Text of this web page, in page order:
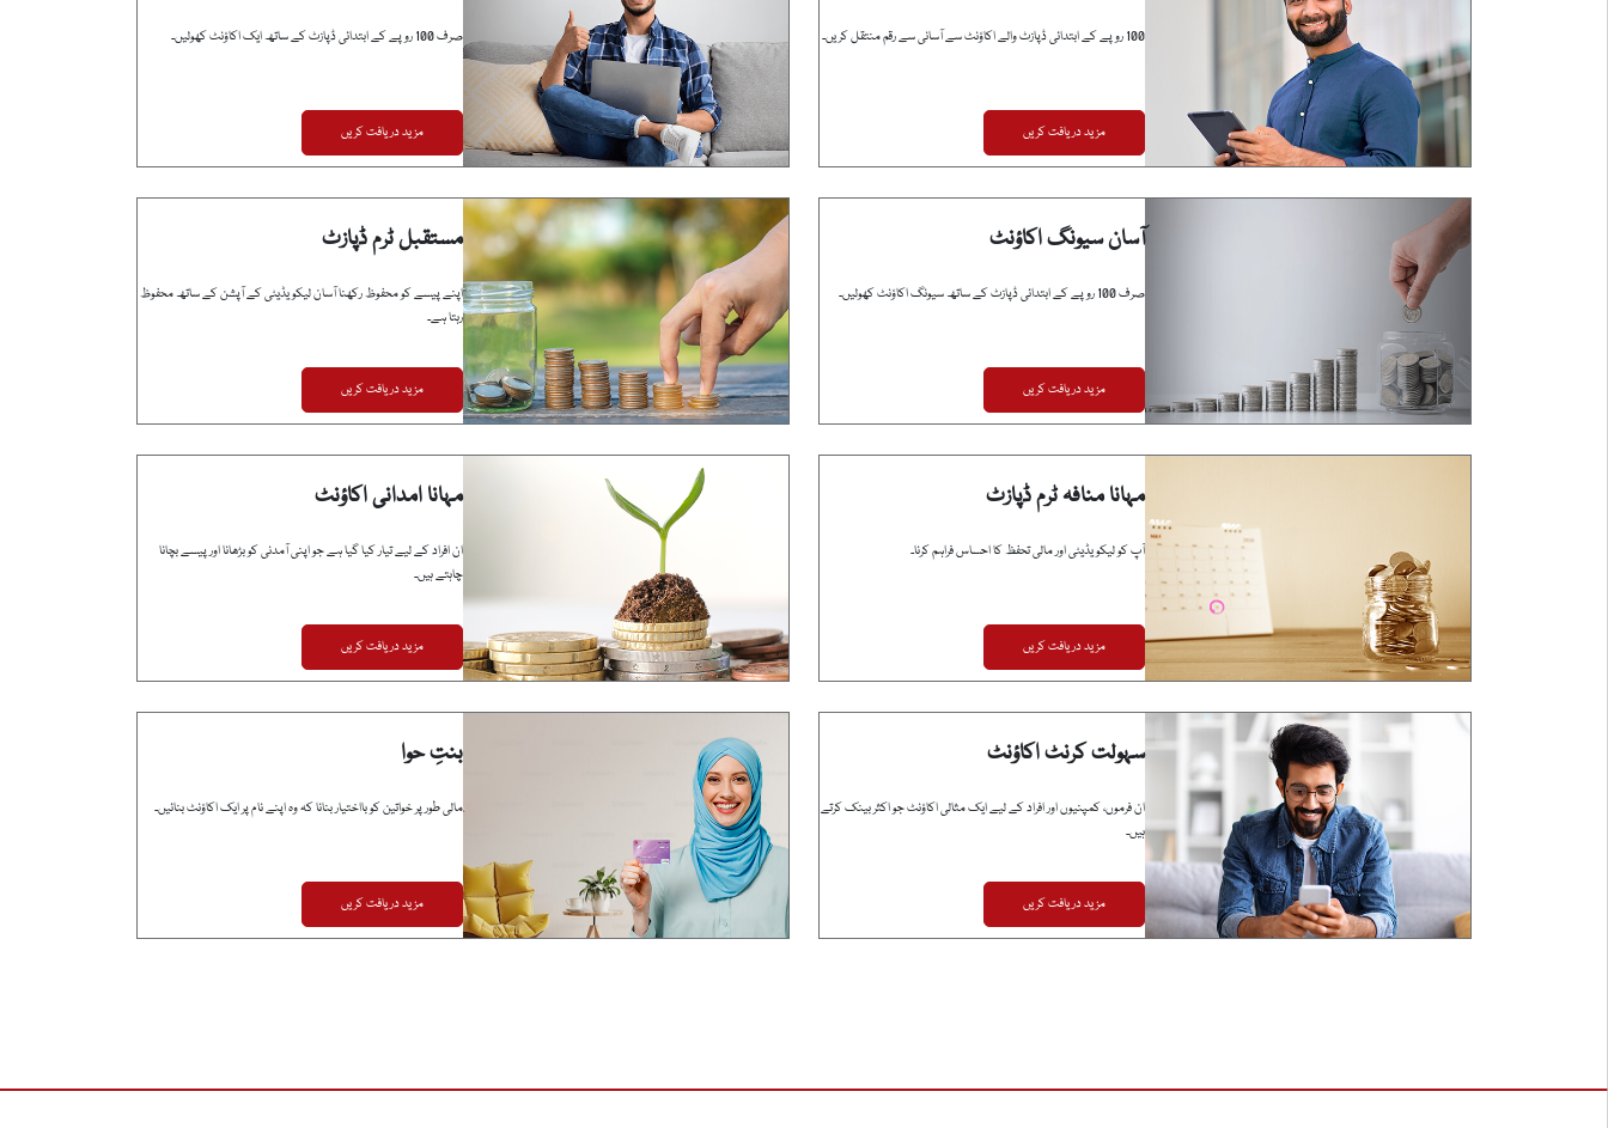
100 روپے کے ابتدائی ڈپازٹ والے اکاؤنٹ سے آسانی سے رقم منتقل کریں۔
مزید دریافت کریں
صرف 100 روپے کے ابتدائی ڈپازٹ کے ساتھ ایک اکاؤنٹ کھولیں۔
مزید دریافت کریں
آسان سیونگ اکاؤنٹ
صرف 100 روپے کے ابتدائی ڈپازٹ کے ساتھ سیونگ اکاؤنٹ کھولیں۔
مزید دریافت کریں
مستقبل ٹرم ڈپازٹ
اپنے پیسے کو محفوظ رکھنا آسان لیکویڈیٹی کے آپشن کے ساتھ محفوظ
رہتا ہے۔
مزید دریافت کریں
مہانا منافہ ٹرم ڈپازٹ
آپ کو لیکویڈیٹی اور مالی تحفظ کا احساس فراہم کرنا۔
مزید دریافت کریں
مہانا امدانی اکاؤنٹ
ان افراد کے لیے تیار کیا گیا ہے جو اپنی آمدنی کو بڑھانا اور پیسے بچانا
چاہتے ہیں۔
مزید دریافت کریں
سہولت کرنٹ اکاؤنٹ
ان فرموں، کمپنیوں اور افراد کے لیے ایک مثالی اکاؤنٹ جو اکثر بینک کرتے
ہیں۔
مزید دریافت کریں
بنتِ حوا
مالی طور پر خواتین کو بااختیار بنانا کہ وہ اپنے نام پر ایک اکاؤنٹ بنائیں۔
مزید دریافت کریں